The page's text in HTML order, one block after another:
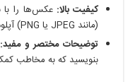
کیفیت بالا: عکس‌ها را با
(مانند JPEG یا PNG) آپلود کنید.
توضیحات مختصر و مفید:
بنویسید که به مخاطب